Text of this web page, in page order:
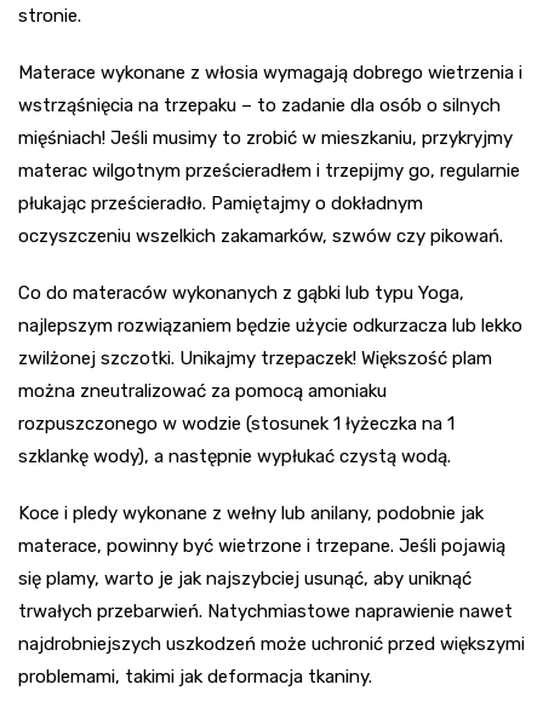
stronie.
Materace wykonane z włosia wymagają dobrego wietrzenia i
wstrząśnięcia na trzepaku – to zadanie dla osób o silnych
mięśniach! Jeśli musimy to zrobić w mieszkaniu, przykryjmy
materac wilgotnym prześcieradłem i trzepijmy go, regularnie
płukając prześcieradło. Pamiętajmy o dokładnym
oczyszczeniu wszelkich zakamarków, szwów czy pikowań.
Co do materaców wykonanych z gąbki lub typu Yoga,
najlepszym rozwiązaniem będzie użycie odkurzacza lub lekko
zwilżonej szczotki. Unikajmy trzepaczek! Większość plam
można zneutralizować za pomocą amoniaku
rozpuszczonego w wodzie (stosunek 1 łyżeczka na 1
szklankę wody), a następnie wypłukać czystą wodą.
Koce i pledy wykonane z wełny lub anilany, podobnie jak
materace, powinny być wietrzone i trzepane. Jeśli pojawią
się plamy, warto je jak najszybciej usunąć, aby uniknąć
trwałych przebarwień. Natychmiastowe naprawienie nawet
najdrobniejszych uszkodzeń może uchronić przed większymi
problemami, takimi jak deformacja tkaniny.